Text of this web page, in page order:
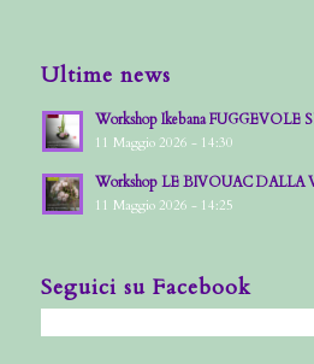
Ultime news
Workshop Ikebana FUGGEVOLE
11 Maggio 2026 - 14:30
Workshop LE BIVOUAC DALLA
11 Maggio 2026 - 14:25
Seguici su Facebook